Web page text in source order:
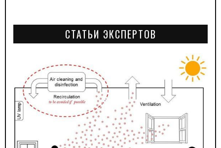
СТАТЬИ ЭКСПЕРТОВ